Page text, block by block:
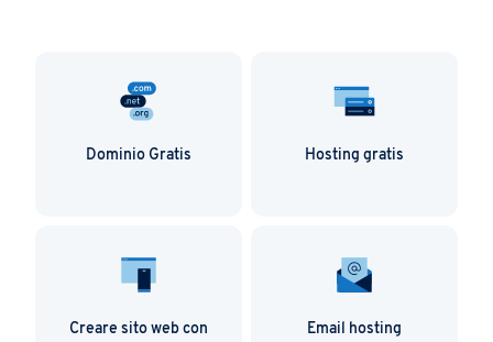
Dominio Gratis Hosting gratis
Creare sito web con
Email hosting